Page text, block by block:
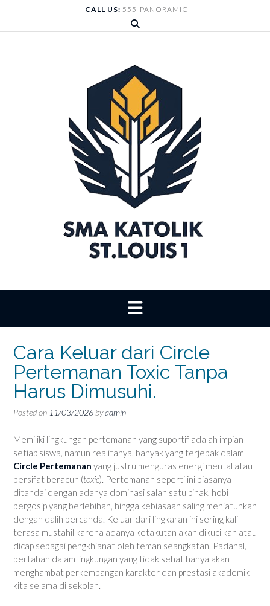
content
CALL US: 555-PANORAMIC
Cara Keluar dari Circle
Pertemanan Toxic Tanpa
Harus Dimusuhi.
Posted on 11/03/2026 byadmin
Memiliki lingkungan pertemanan yang suportif adalah impian
setiap siswa, namun realitanya, banyak yang terjebak dalam
Circle Pertemanan yang justru menguras energi mental atau
bersifat beracun (toxic). Pertemanan seperti ini biasanya
ditandai dengan adanya dominasi salah satu pihak, hobi
bergosip yang berlebihan, hingga kebiasaan saling menjatuhkan
dengan dalih bercanda. Keluar dari lingkaran ini sering kali
terasa mustahil karena adanya ketakutan akan dikucilkan atau
dicap sebagai pengkhianat oleh teman seangkatan. Padahal,
bertahan dalam lingkungan yang tidak sehat hanya akan
menghambat perkembangan karakter dan prestasi akademik
kita selama di sekolah.